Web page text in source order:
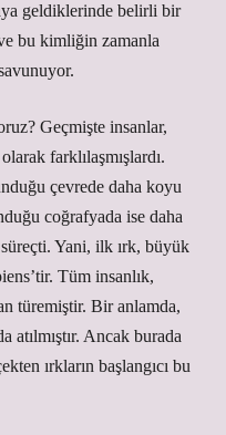
geldiklerinde belirli bir
bu kimliğin zamanla
Geçmişte insanlar,
farklılaşmışlardı.
çevrede daha koyu
coğrafyada ise daha
Yani, ilk ırk, büyük
Tüm insanlık,
türemiştir. Bir anlamda,
atılmıştır. Ancak burada
ırkların başlangıcı bu